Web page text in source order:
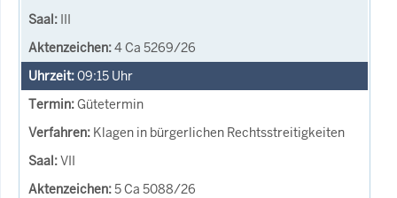
III
4 Ca 5269/26
09:15 Uhr
Gütetermin
Klagen in bürgerlichen Rechtsstreitigkeiten
VII
5 Ca 5088/26